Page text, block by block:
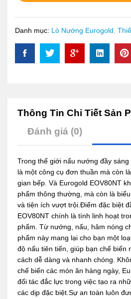
Danh mục: Lò Nướng Eurogold,
Thông Tin Chi Tiết Sản
Đánh giá (0)
Trong thế giới nấu nướng đầy
là một công cụ đơn thuần mà còn
gian bếp. Và Eurogold EOV80NT
phẩm thông thường, mà còn là
và tiện ích vượt trội.Điểm đặc biệt
EOV80NT chính là tính linh hoạt
phẩm. Từ nướng, nấu, hâm nóng
phẩm này mang lại cho bạn một
độ nấu tiên tiến, giúp bạn chế biến
cách dễ dàng và nhanh chóng.
chế biến các món ăn hàng ngày,
đối tác đắc lực trong việc tạo ra
các dịp đặc biệt.Sự an toàn luôn